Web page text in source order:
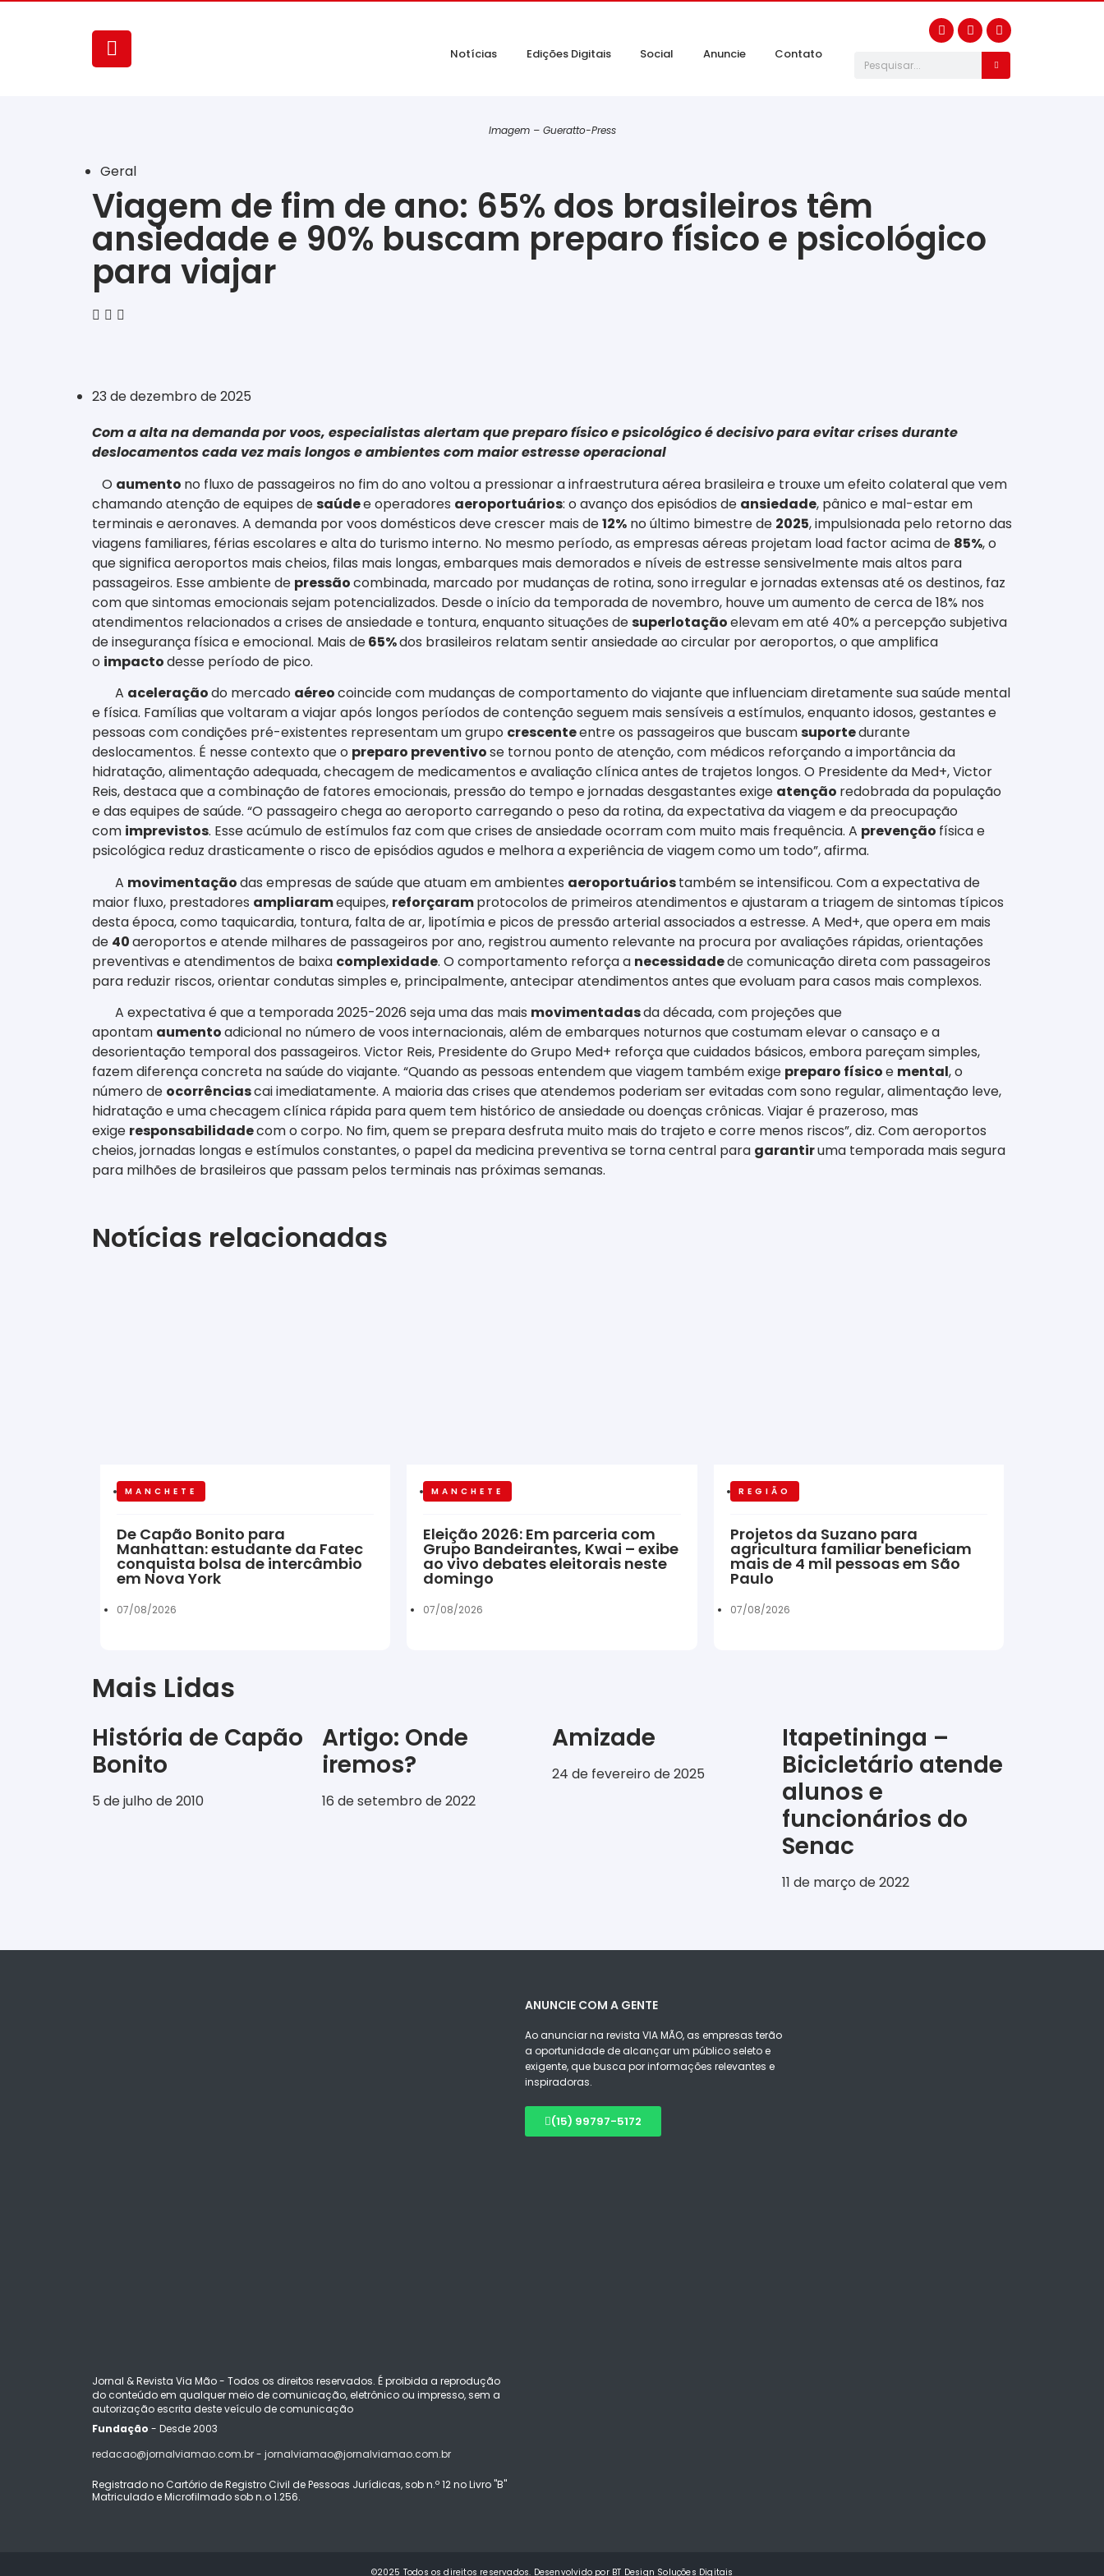
Notícias Edições Digitais Social Anuncie Contato
Imagem – Gueratto-Press
Geral
Viagem de fim de ano: 65% dos brasileiros têm
ansiedade e 90% buscam preparo físico e psicológico
para viajar
23 de dezembro de 2025
Com a alta na demanda por voos, especialistas alertam que preparo físico e psicológico é decisivo para evitar crises durante
deslocamentos cada vez mais longos e ambientes com maior estresse operacional
O aumento no fluxo de passageiros no fim do ano voltou a pressionar a infraestrutura aérea brasileira e trouxe um efeito colateral que vem
chamando atenção de equipes desaúdee operadores aeroportuários: o avanço dos episódios de ansiedade, pânico e mal-estar em
terminais e aeronaves. A demanda por voos domésticos deve crescer mais de12% no último bimestre de 2025, impulsionada pelo retorno das
viagens familiares, férias escolares e alta do turismo interno. No mesmo período, as empresas aéreas projetam load factor acima de 85%, o
que significa aeroportos mais cheios, filas mais longas, embarques mais demorados e níveis de estresse sensivelmente mais altos para
passageiros. Esse ambiente de pressãocombinada, marcado por mudanças de rotina, sono irregular e jornadas extensas até os destinos, faz
com que sintomas emocionais sejam potencializados. Desde o início da temporada de novembro, houve um aumento de cerca de 18% nos
atendimentos relacionados a crises de ansiedade e tontura, enquanto situações desuperlotaçãoelevam em até 40% a percepção subjetiva
de insegurança física e emocional. Mais de65%dos brasileiros relatam sentir ansiedade ao circular por aeroportos, o que amplifica
o impactodesse período de pico.
A aceleraçãodo mercado aéreocoincide com mudanças de comportamento do viajante que influenciam diretamente sua saúde mental
e física. Famílias que voltaram a viajar após longos períodos de contenção seguem mais sensíveis a estímulos, enquanto idosos, gestantes e
pessoas com condições pré-existentes representam um grupo crescenteentre os passageiros que buscamsuportedurante
deslocamentos. É nesse contexto que o preparo preventivose tornou ponto de atenção, com médicos reforçando a importância da
hidratação, alimentação adequada, checagem de medicamentos e avaliação clínica antes de trajetos longos. O Presidente da Med+, Victor
Reis, destaca que a combinação de fatores emocionais, pressão do tempo e jornadas desgastantes exige atenção redobrada da população
e das equipes de saúde. “O passageiro chega ao aeroporto carregando o peso da rotina, da expectativa da viagem e da preocupação
com imprevistos. Esse acúmulo de estímulos faz com que crises de ansiedade ocorram com muito mais frequência. A prevenção física e
psicológica reduz drasticamente o risco de episódios agudos e melhora a experiência de viagem como um todo”, afirma.
A movimentaçãodas empresas de saúde que atuam em ambientes aeroportuáriostambém se intensificou. Com a expectativa de
maior fluxo, prestadores ampliaramequipes, reforçaramprotocolos de primeiros atendimentos e ajustaram a triagem de sintomas típicos
desta época, como taquicardia, tontura, falta de ar, lipotímia e picos de pressão arterial associados a estresse. A Med+, que opera em mais
de 40aeroportos e atende milhares de passageiros por ano, registrou aumento relevante na procura por avaliações rápidas, orientações
preventivas e atendimentos de baixa complexidade. O comportamento reforça a necessidadede comunicação direta com passageiros
para reduzir riscos, orientar condutas simples e, principalmente, antecipar atendimentos antes que evoluam para casos mais complexos.
A expectativa é que a temporada 2025-2026 seja uma das mais movimentadasda década, com projeções que
apontam aumentoadicional no número de voos internacionais, além de embarques noturnos que costumam elevar o cansaço e a
desorientação temporal dos passageiros. Victor Reis, Presidente do Grupo Med+ reforça que cuidados básicos, embora pareçam simples,
fazem diferença concreta na saúde do viajante. “Quando as pessoas entendem que viagem também exige preparo físicoe mental, o
número de ocorrênciascai imediatamente. A maioria das crises que atendemos poderiam ser evitadas com sono regular, alimentação leve,
hidratação e uma checagem clínica rápida para quem tem histórico de ansiedade ou doenças crônicas. Viajar é prazeroso, mas
exige responsabilidadecom o corpo. No fim, quem se prepara desfruta muito mais do trajeto e corre menos riscos”, diz. Com aeroportos
cheios, jornadas longas e estímulos constantes, o papel da medicina preventiva se torna central para garantiruma temporada mais segura
para milhões de brasileiros que passam pelos terminais nas próximas semanas.
Notícias relacionadas
MANCHETE
De Capão Bonito para
Manhattan: estudante da Fatec
conquista bolsa de intercâmbio
em Nova York
07/08/2026
MANCHETE
Eleição 2026: Em parceria com
Grupo Bandeirantes, Kwai – exibe
ao vivo debates eleitorais neste
domingo
07/08/2026
REGIÃO
Projetos da Suzano para
agricultura familiar beneficiam
mais de 4 mil pessoas em São
Paulo
07/08/2026
Mais Lidas
História de Capão
Bonito
5 de julho de 2010
Artigo: Onde
iremos?
16 de setembro de 2022
Amizade
24 de fevereiro de 2025
Itapetininga –
Bicicletário atende
alunos e
funcionários do
Senac
11 de março de 2022
Jornal & Revista Via Mão - Todos os direitos reservados. É proibida a reprodução
do conteúdo em qualquer meio de comunicação, eletrônico ou impresso, sem a
autorização escrita deste veículo de comunicação
Fundação - Desde 2003
redacao@jornalviamao.com.br - jornalviamao@jornalviamao.com.br
Registrado no Cartório de Registro Civil de Pessoas Jurídicas, sob n.º 12 no Livro "B"
Matriculado e Microfilmado sob n.o 1.256.
ANUNCIE COM A GENTE
Ao anunciar na revista VIA MÃO, as empresas terão
a oportunidade de alcançar um público seleto e
exigente, que busca por informações relevantes e
inspiradoras.
(15) 99797-5172
©2025 Todos os direitos reservados. Desenvolvido por BT Design Soluções Digitais